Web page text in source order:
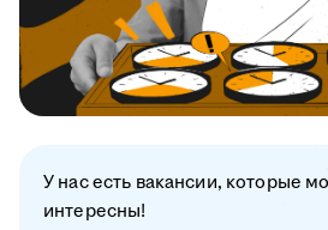
У нас есть вакансии, которые
интересны!